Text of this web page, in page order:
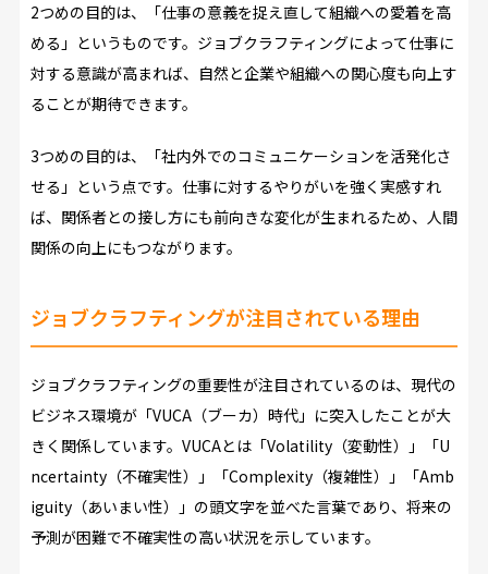
2つめの目的は、「仕事の意義を捉え直して組織への愛着を高
める」というものです。ジョブクラフティングによって仕事に
対する意識が高まれば、自然と企業や組織への関心度も向上す
ることが期待できます。
3つめの目的は、「社内外でのコミュニケーションを活発化さ
せる」という点です。仕事に対するやりがいを強く実感すれ
ば、関係者との接し方にも前向きな変化が生まれるため、人間
関係の向上にもつながります。
ジョブクラフティングが注目されている理由
ジョブクラフティングの重要性が注目されているのは、現代の
ビジネス環境が「VUCA（ブーカ）時代」に突入したことが大
きく関係しています。VUCAとは「Volatility（変動性）」「U
ncertainty（不確実性）」「Complexity（複雑性）」「Amb
iguity（あいまい性）」の頭文字を並べた言葉であり、将来の
予測が困難で不確実性の高い状況を示しています。